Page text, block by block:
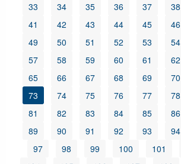
33
34 35 36 37 38
41
42 43 44 45 46
49
50 51 52 53 54
57
58 59 60 61 62
65
66 67 68 69 70
73
74 75 76 77 78
81
82 83 84 85 86
89
90 91 92 93 94
97
98 99 100 101